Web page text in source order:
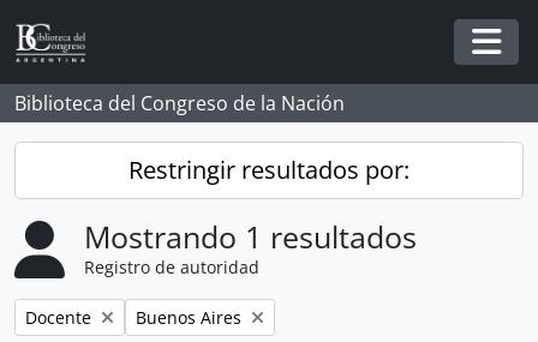
Skip to main content
Biblioteca del Congreso de la Nación
Restringir resultados por:
Mostrando 1 resultados
Registro de autoridad
Remove filter:
Docente Remove filter:
Buenos Aires